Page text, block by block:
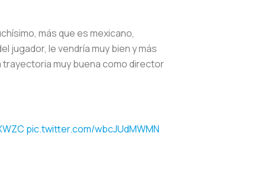
más que es mexicano,
jugador, le vendría muy bien y más
trayectoria muy buena como director
pic.twitter.com/wbcJUdMWMN